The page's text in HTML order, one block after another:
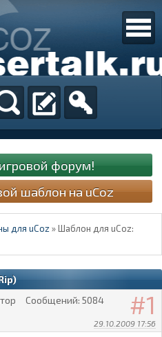
форум!
шаблон на uCoz
для uCoz »Шаблон для uCoz:
1
29.10.2009 17:56
Сообщений: 5084